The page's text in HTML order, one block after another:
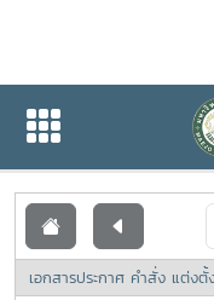
เอกสารเผย
เอกสารประกาศ คำสั่ง แต่งตั้